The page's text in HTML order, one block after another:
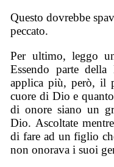
Questo dovrebbe
peccato.
Per ultimo, leggo
Essendo parte
applica più, però, il
cuore di Dio e
di onore siano un
Dio. Ascoltate
di fare ad un figlio
non onorava i suoi